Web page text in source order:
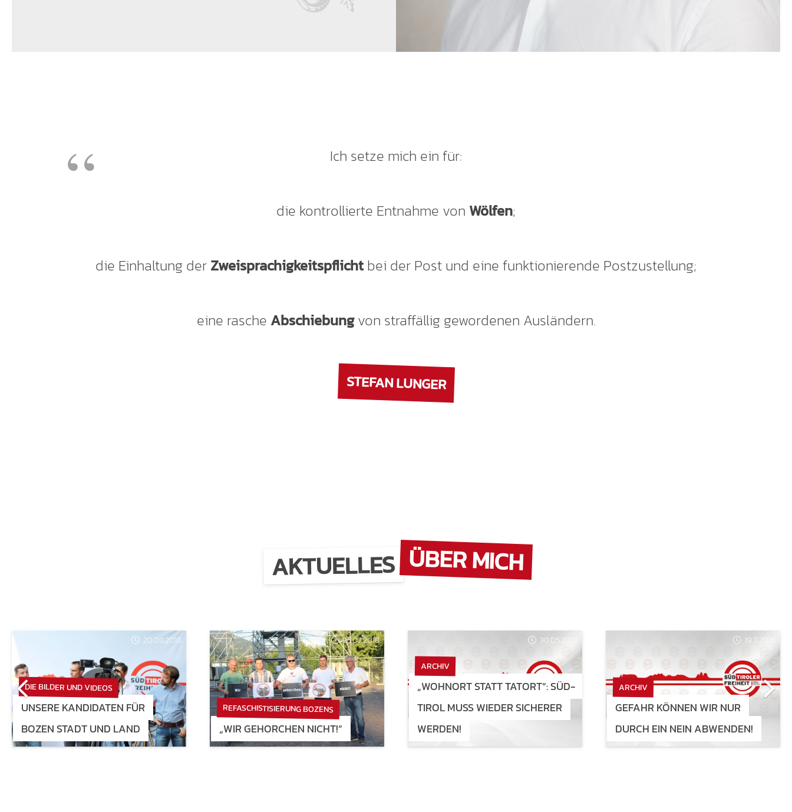
Ich setze mich ein für:
die kontrollierte Entnahme von Wölfen;
die Einhaltung der Zweisprachigkeitspflichtbei der Post und eine funktionierende Postzustellung;
eine rasche Abschiebungvon straffällig gewordenen Ausländern.
STEFAN LUNGER
AKTUELLES ÜBER MICH
20.08.2018
DIE BILDER UND VIDEOS
UNSERE KANDIDATEN FÜR
BOZEN STADT UND LAND
25.07.2018
REFASCHISTISIERUNG BOZENS
„WIR GEHORCHEN NICHT!“
30.05.2018
ARCHIV
„WOHNORT STATT TATORT“: SÜD-
TIROL MUSS WIEDER SICHERER
WERDEN!
19.11.2016
ARCHIV
GEFAHR KÖNNEN WIR NUR
DURCH EIN NEIN ABWENDEN!